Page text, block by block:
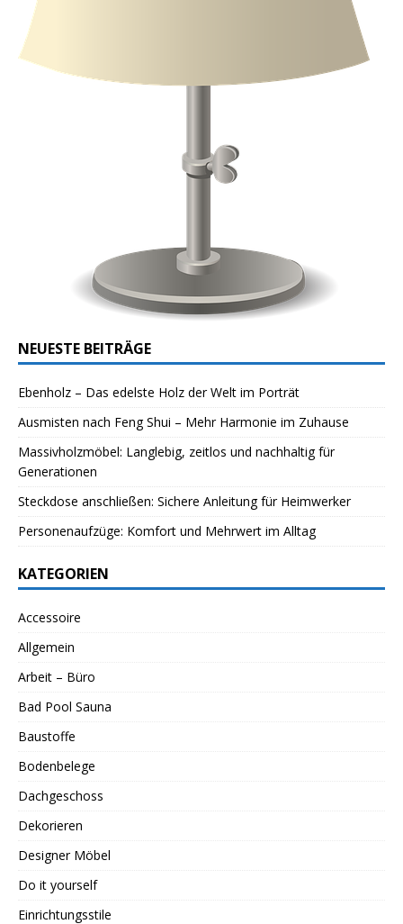
NEUESTE BEITRÄGE
Ebenholz – Das edelste Holz der Welt im Porträt
Ausmisten nach Feng Shui – Mehr Harmonie im Zuhause
Massivholzmöbel: Langlebig, zeitlos und nachhaltig für
Generationen
Steckdose anschließen: Sichere Anleitung für Heimwerker
Personenaufzüge: Komfort und Mehrwert im Alltag
KATEGORIEN
Accessoire
Allgemein
Arbeit – Büro
Bad Pool Sauna
Baustoffe
Bodenbelege
Dachgeschoss
Dekorieren
Designer Möbel
Do it yourself
Einrichtungsstile